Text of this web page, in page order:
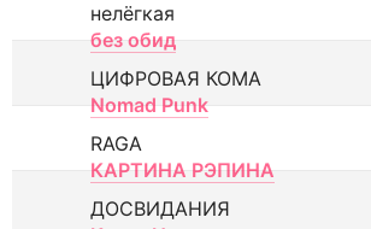
нелёгкая
без обид
ЦИФРОВАЯ КОМА
Nomad Punk
RAGA
КАРТИНА РЭПИНА
ДОСВИДАНИЯ